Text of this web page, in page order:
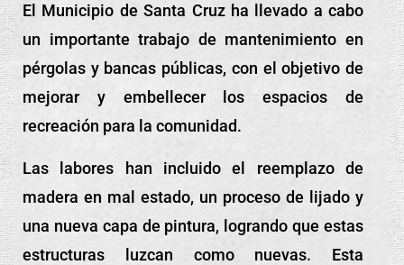
El Municipio de Santa Cruz ha llevado a cabo
un importante trabajo de mantenimiento en
pérgolas y bancas públicas, con el objetivo de
mejorar y embellecer los espacios de
recreación para la comunidad.
Las labores han incluido el reemplazo de
madera en mal estado, un proceso de lijado y
una nueva capa de pintura, logrando que estas
estructuras luzcan como nuevas. Esta